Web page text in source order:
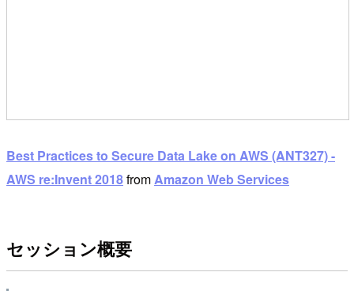
Best Practices to Secure Data Lake on AWS (ANT327) -
AWS re:Invent 2018fromAmazon Web Services
セッション概要